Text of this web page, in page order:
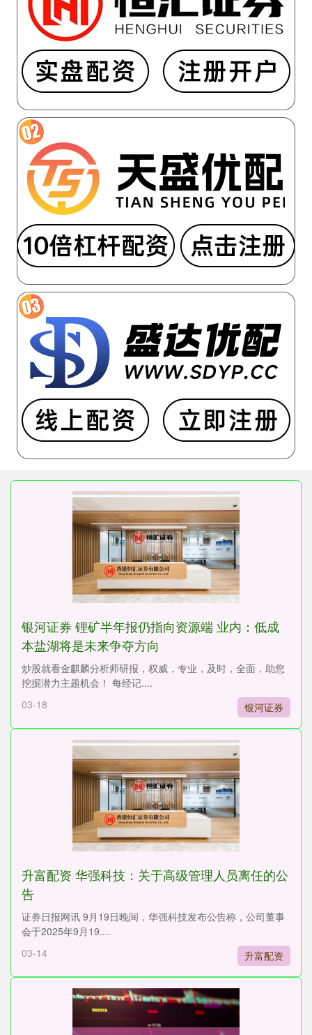
银河证券 锂矿半年报仍指向资源端 业内：低成
本盐湖将是未来争夺方向
炒股就看金麒麟分析师研报，权威，专业，及时，全面，助您
挖掘潜力主题机会！ 每经记....
03-18
银河证券
升富配资 华强科技：关于高级管理人员离任的公
告
证券日报网讯 9月19日晚间，华强科技发布公告称，公司董事
会于2025年9月19....
03-14
升富配资